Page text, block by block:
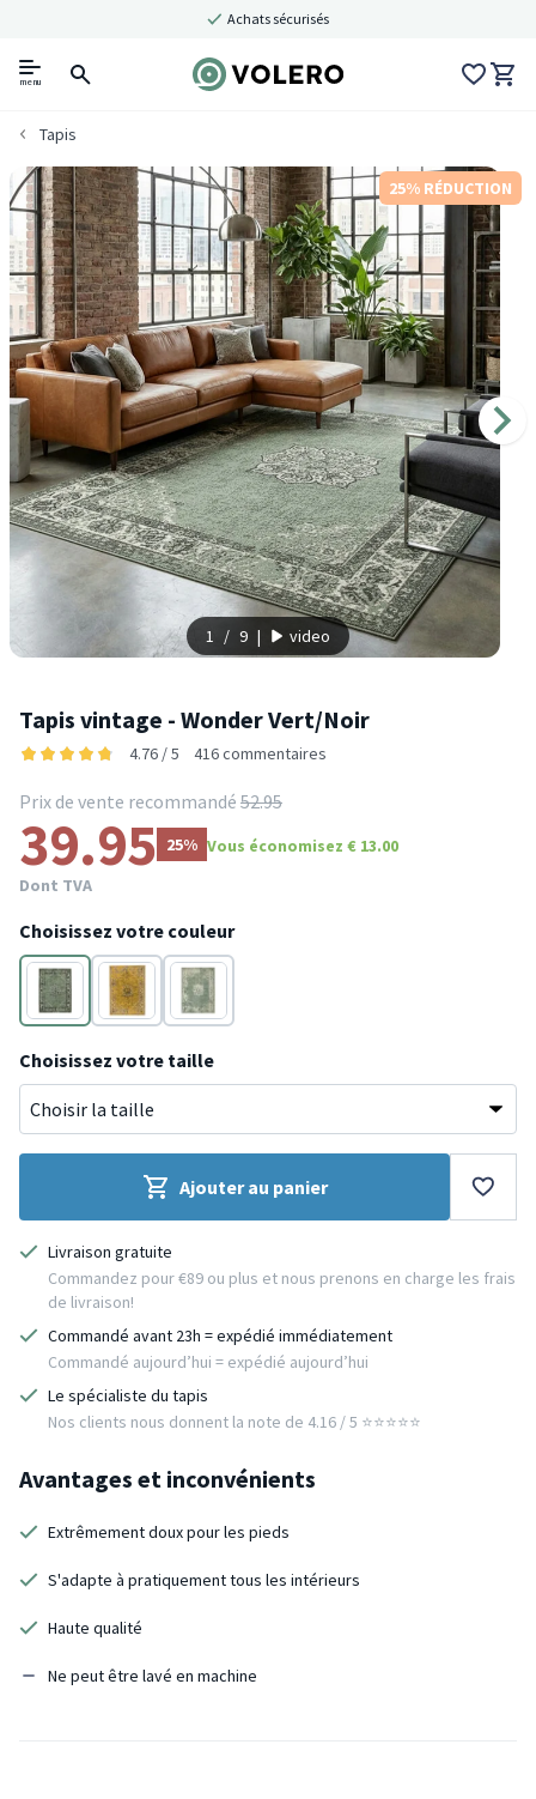
Achats sécurisés
menu
Tapis
25% RÉDUCTION
1 / 9 | video
Tapis vintage - Wonder Vert/Noir
4.76 / 5 416 commentaires
Prix de vente recommandé 52.95
39.95 25% Vous économisez € 13.00
Dont TVA
Choisissez votre couleur
Noir Noir
Vert
Choisissez votre taille
Ajouter au panier
Livraison gratuite
Commandez pour €89 ou plus et nous prenons en charge les frais
de livraison!
Commandé avant 23h = expédié immédiatement
Commandé aujourd’hui = expédié aujourd’hui
Le spécialiste du tapis
Nos clients nous donnent la note de 4.16 / 5 ⭐️⭐️⭐️⭐️⭐️
Avantages et inconvénients
Extrêmement doux pour les pieds
S'adapte à pratiquement tous les intérieurs
Haute qualité
Ne peut être lavé en machine